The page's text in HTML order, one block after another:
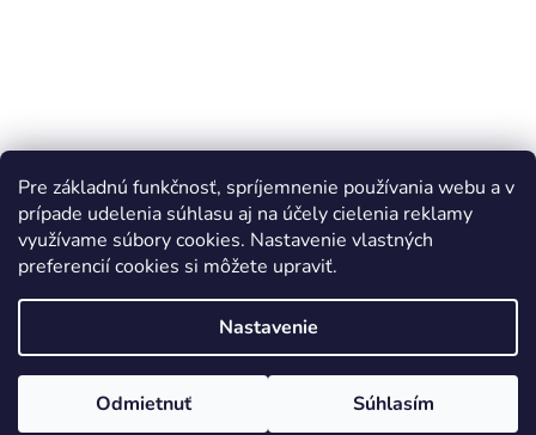
Pre základnú funkčnosť, spríjemnenie používania webu a v
prípade udelenia súhlasu aj na účely cielenia reklamy
využívame súbory cookies. Nastavenie vlastných
preferencií cookies si môžete upraviť.
Nastavenie
Odmietnuť Súhlasím
Copyright 2026BAT-MAN. Všetky práva vyhradené.Upraviť